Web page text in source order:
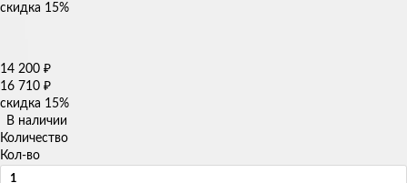
скидка 15%
14 200 ₽
16 710 ₽
скидка 15%
В наличии
Количество
Кол-во